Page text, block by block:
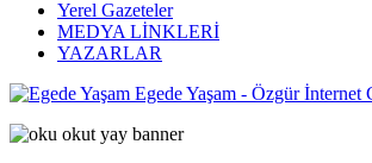
Yerel Gazeteler
MEDYA LİNKLERİ
YAZARLAR
Egede Yaşam - Özgür İnternet